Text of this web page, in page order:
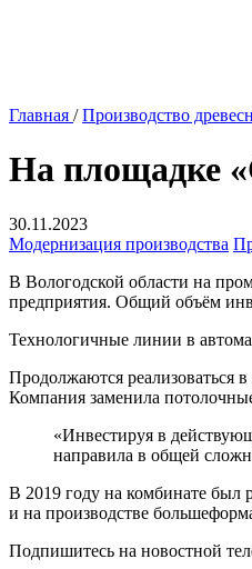
Главная / Производство
На площадке
30.11.2023
Модернизация производства
В Вологодской области на
предприятия. Общий объём
Технологичные линии в
Продолжаются реализоваться
Компания заменила
«Инвестируя в
направила в общей
В 2019 году на комбинате был
и на производстве
Подпишитесь на новостной